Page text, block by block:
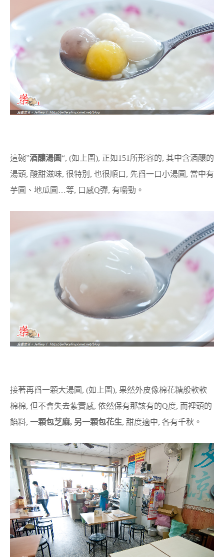
這碗”酒釀湯圓“, (如上圖), 正如151所形容的, 其中含酒釀的
湯頭, 酸甜滋味, 很特別, 也很順口, 先舀一口小湯圓, 當中有
芋圓、地瓜圓…等, 口感Q彈, 有嚼勁。
接著再舀一顆大湯圓, (如上圖), 果然外皮像棉花糖般軟軟
棉棉, 但不會失去紮實感, 依然保有那該有的Q度, 而裡頭的
餡料, 一顆包芝麻, 另一顆包花生, 甜度適中, 各有千秋。